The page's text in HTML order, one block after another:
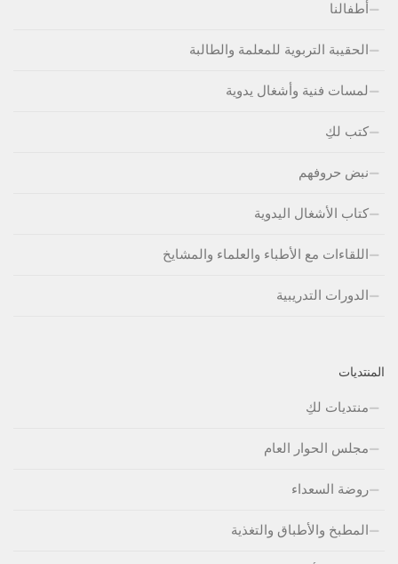
أطفالنا
الحقيبة التربوية للمعلمة والطالبة
لمسات فنية وأشغال يدوية
كتب لكِ
نبض حروفهم
كتاب الأشغال اليدوية
اللقاءات مع الأطباء والعلماء والمشايخ
الدورات التدريبية
المنتديات
منتديات لكِ
مجلس الحوار العام
روضة السعداء
المطبخ والأطباق والتغذية